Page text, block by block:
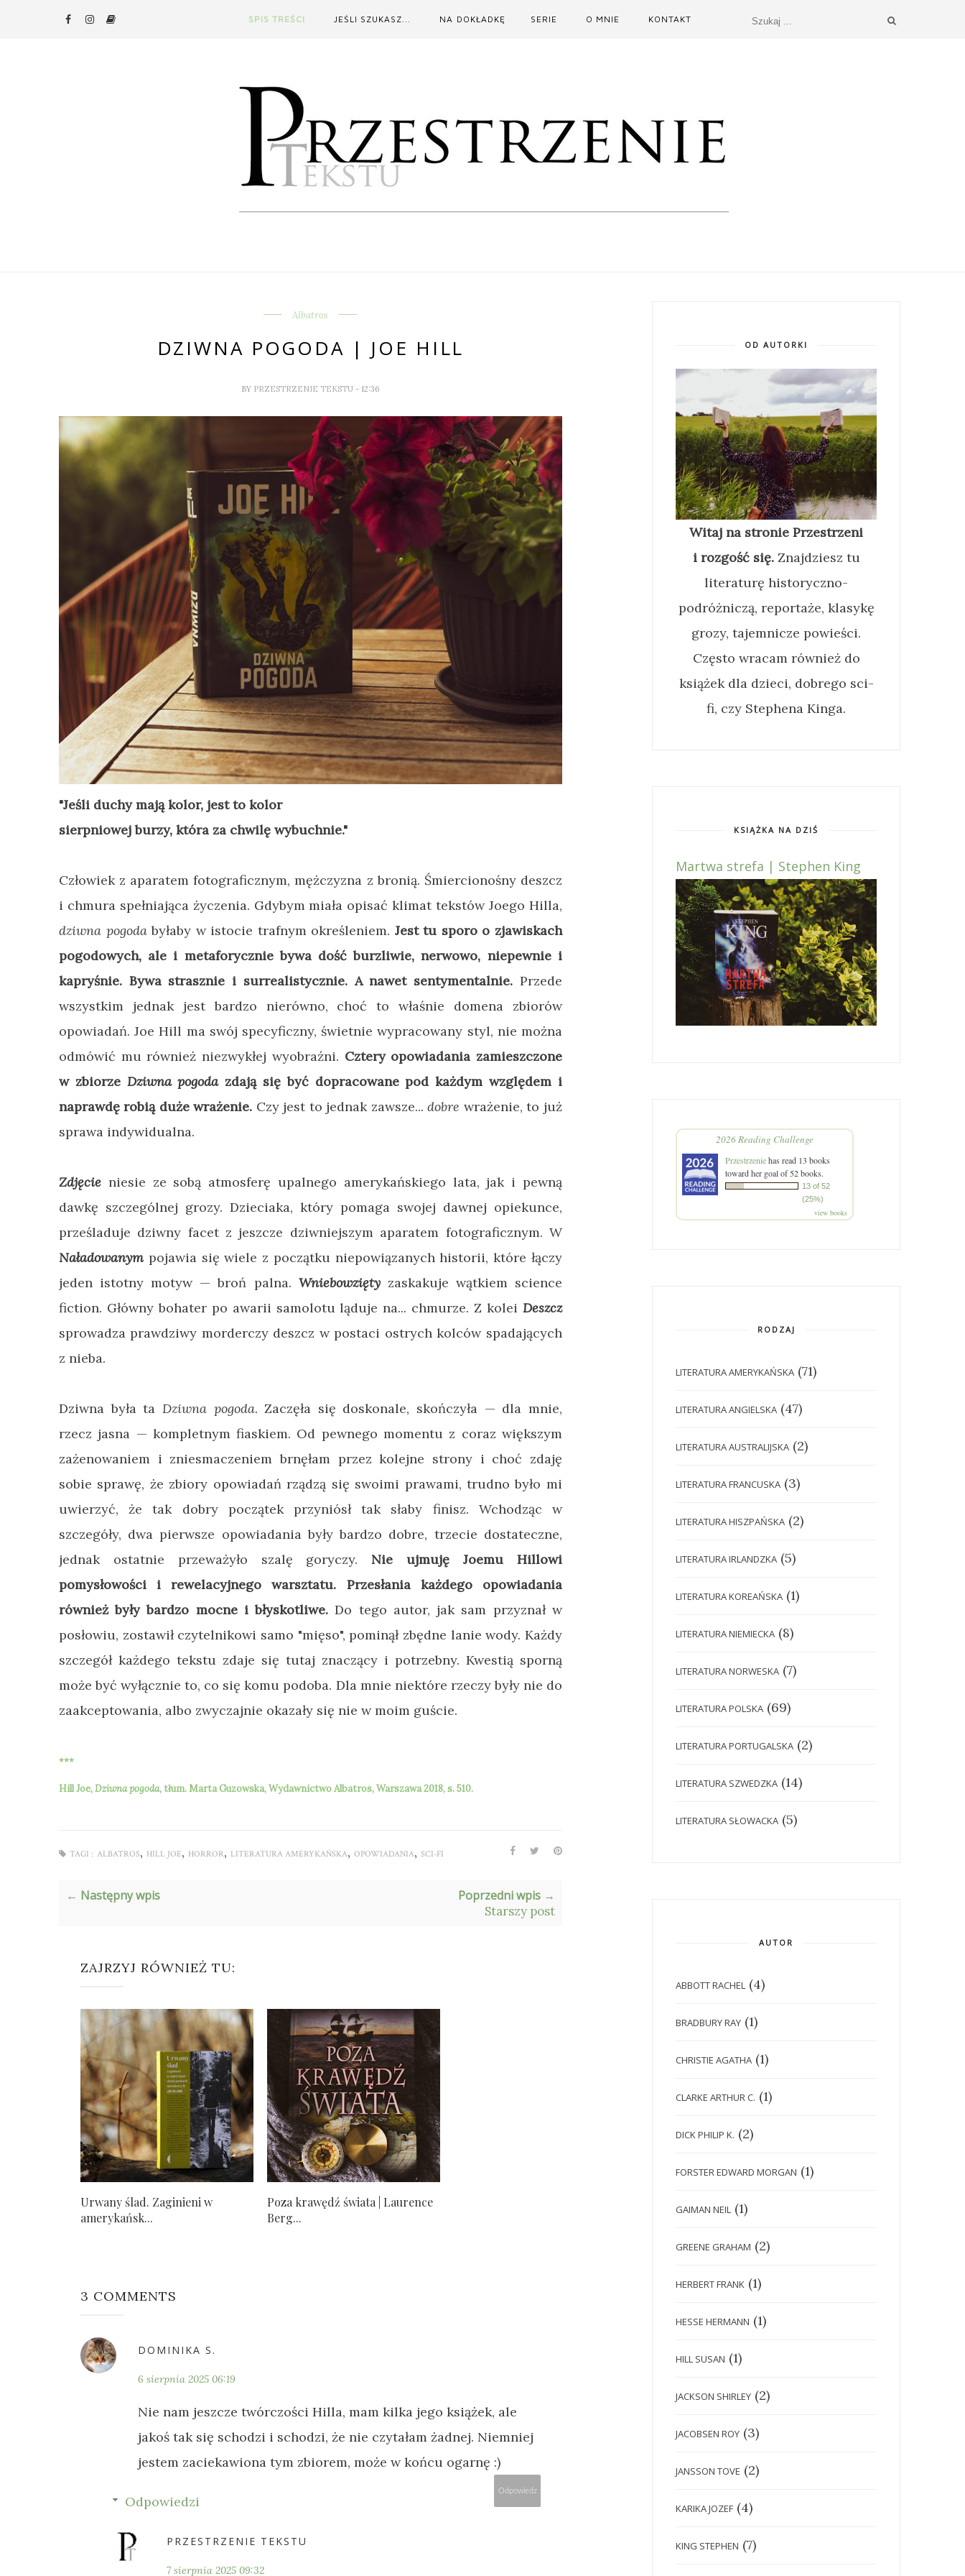
SPIS TREŚCI JEŚLI SZUKASZ... NA DOKŁADKĘ SERIE O MNIE KONTAKT
Albatros
DZIWNA POGODA | JOE HILL
BY PRZESTRZENIE TEKSTU - 12:36
"Jeśli duchy mają kolor, jest to kolor
sierpniowej burzy, która za chwilę wybuchnie."
Człowiek z aparatem fotograficznym, mężczyzna z bronią. Śmiercionośny deszcz
i chmura spełniająca życzenia. Gdybym miała opisać klimat tekstów Joego Hilla,
dziwna pogodabyłaby w istocie trafnym określeniem. Jest tu sporo o zjawiskach
pogodowych, ale i metaforycznie bywa dość burzliwie, nerwowo, niepewnie i
kapryśnie. Bywa strasznie i surrealistycznie. A nawet sentymentalnie. Przede
wszystkim jednak jest bardzo nierówno, choć to właśnie domena zbiorów
opowiadań. Joe Hill ma swój specyficzny, świetnie wypracowany styl, nie można
odmówić mu również niezwykłej wyobraźni. Cztery opowiadania zamieszczone
w zbiorze Dziwna pogodazdają się być dopracowane pod każdym względem i
naprawdę robią duże wrażenie. Czy jest to jednak zawsze...dobre wrażenie, to już
sprawa indywidualna.
Zdjęcie niesie ze sobą atmosferę upalnego amerykańskiego lata, jak i pewną
dawkę szczególnej grozy. Dzieciaka, który pomaga swojej dawnej opiekunce,
prześladuje dziwny facet z jeszcze dziwniejszym aparatem fotograficznym. W
Naładowanym pojawia się wiele z początku niepowiązanych historii, które łączy
jeden istotny motyw —broń palna. Wniebowzięty zaskakuje wątkiem science
fiction. Główny bohater po awarii samolotu ląduje na... chmurze. Z kolei Deszcz
sprowadza prawdziwy morderczy deszcz w postaci ostrych kolców spadających
z nieba.
Dziwna była ta Dziwna pogoda. Zaczęła się doskonale, skończyła — dla mnie,
rzecz jasna — kompletnym fiaskiem. Od pewnego momentu z coraz większym
zażenowaniem i zniesmaczeniem brnęłam przez kolejne strony i choć zdaję
sobie sprawę, że zbiory opowiadań rządzą się swoimi prawami, trudno było mi
uwierzyć, że tak dobry początek przyniósł tak słaby finisz. Wchodząc w
szczegóły, dwa pierwsze opowiadania były bardzo dobre, trzecie dostateczne,
jednak ostatnie przeważyło szalę goryczy.Nie ujmuję Joemu Hillowi
pomysłowości i rewelacyjnego warsztatu. Przesłania każdego opowiadania
również były bardzo mocne i błyskotliwe. Do tego autor, jak sam przyznał w
posłowiu, zostawił czytelnikowi samo "mięso", pominął zbędne lanie wody. Każdy
szczegół każdego tekstu zdaje się tutaj znaczący i potrzebny. Kwestią sporną
może być wyłącznie to, co się komu podoba. Dla mnie niektóre rzeczy były nie do
zaakceptowania, albo zwyczajnie okazały się nie w moim guście.
***
Hill Joe,Dziwna pogoda, tłum.Marta Guzowska, Wydawnictwo Albatros, Warszawa 2018, s. 510.
TAGI : ALBATROS, HILL JOE, HORROR, LITERATURA AMERYKAŃSKA, OPOWIADANIA, SCI-FI
← Następny wpis
Poprzedni wpis →
Starszy post
ZAJRZYJ RÓWNIEŻ TU:
Urwany ślad. Zaginieni w
amerykańsk...
Poza krawędź świata | Laurence
Berg...
3 COMMENTS
DOMINIKA S.
6 sierpnia 2025 06:19
Nie nam jeszcze twórczości Hilla, mam kilka jego książek, ale
jakoś tak się schodzi i schodzi, że nie czytałam żadnej. Niemniej
jestem zaciekawiona tym zbiorem, może w końcu ogarnę :)
Odpowiedz
Odpowiedzi
PRZESTRZENIE TEKSTU
7 sierpnia 2025 09:32
OD AUTORKI
Witaj na stronie Przestrzeni
i rozgość się. Znajdziesz tu
literaturę historyczno-
podróżniczą, reportaże, klasykę
grozy, tajemnicze powieści.
Często wracam również do
książek dla dzieci, dobrego sci-
fi, czy Stephena Kinga.
KSIĄŻKA NA DZIŚ
Martwa strefa | Stephen King
2026 Reading Challenge
Przestrzeniehas read 13 books
toward her goal of 52 books.
13 of 52
(25%)
view books
RODZAJ
LITERATURA AMERYKAŃSKA (71)
LITERATURA ANGIELSKA (47)
LITERATURA AUSTRALIJSKA (2)
LITERATURA FRANCUSKA (3)
LITERATURA HISZPAŃSKA (2)
LITERATURA IRLANDZKA (5)
LITERATURA KOREAŃSKA (1)
LITERATURA NIEMIECKA (8)
LITERATURA NORWESKA (7)
LITERATURA POLSKA (69)
LITERATURA PORTUGALSKA (2)
LITERATURA SZWEDZKA (14)
LITERATURA SŁOWACKA (5)
AUTOR
ABBOTT RACHEL (4)
BRADBURY RAY (1)
CHRISTIE AGATHA (1)
CLARKE ARTHUR C. (1)
DICK PHILIP K. (2)
FORSTER EDWARD MORGAN (1)
GAIMAN NEIL (1)
GREENE GRAHAM (2)
HERBERT FRANK (1)
HESSE HERMANN (1)
HILL SUSAN (1)
JACKSON SHIRLEY (2)
JACOBSEN ROY (3)
JANSSON TOVE (2)
KARIKA JOZEF (4)
KING STEPHEN (7)